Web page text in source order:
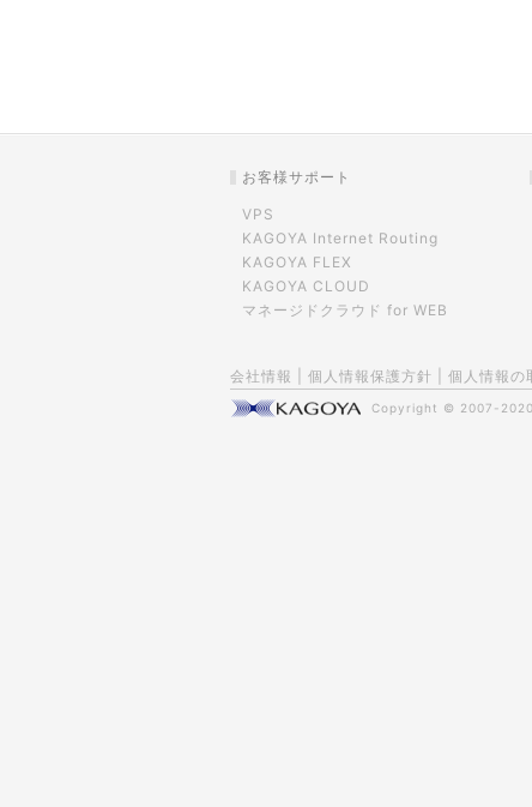
お客様サポート
VPS
KAGOYA Internet Routing
KAGOYA FLEX
KAGOYA CLOUD
マネージドクラウド for WEB
会社情報 個人情報保護方針 個人情報の
Copyright © 2007-2020